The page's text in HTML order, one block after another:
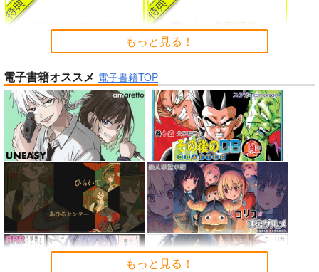
よくある令嬢転生だと思ったのに 5
孤独だった国民的美少女の妹を一晩
泊めたら懐かれた
人狼機ウィンヴルガ ー叛逆篇ー 5
魔王マーラ煩悩学園 ～勇者、教師に
時々ボソッとロシア語でデレる勇者
のアーリャさん
Summer Challenger/水瀬いの
り
Peachful Story(通常盤)/桃鈴
ねね
「ポケモン feat. 初音ミク VO
LTAGE Live！」Blu-ray特装
もっと見る！
電子書籍オススメ 電子書籍TOP
もっと見る！